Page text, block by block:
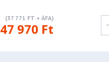
(37 771 FT + ÁFA)
47 970 Ft